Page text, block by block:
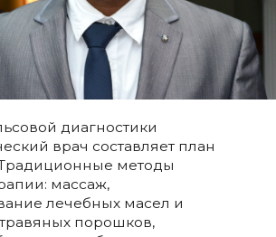
диагностики
врач составляет план
методы
массаж,
лечебных масел и
порошков,